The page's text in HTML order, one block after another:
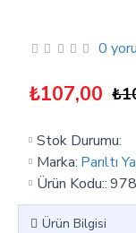
Stok Durumu:
Marka: Parıltı
Ürün Kodu::
0
₺107,00
Ürün Bilgisi